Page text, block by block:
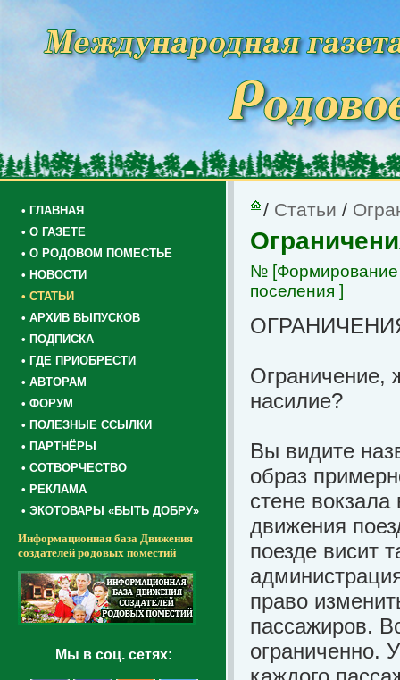
• ГЛАВНАЯ
• О ГАЗЕТЕ
• О РОДОВОМ ПОМЕСТЬЕ
• НОВОСТИ
• СТАТЬИ
• АРХИВ ВЫПУСКОВ
• ПОДПИСКА
• ГДЕ ПРИОБРЕСТИ
• АВТОРАМ
• ФОРУМ
• ПОЛЕЗНЫЕ ССЫЛКИ
• ПАРТНЁРЫ
• СОТВОРЧЕСТВО
• РЕКЛАМА
• ЭКОТОВАРЫ «БЫТЬ ДОБРУ»
Информационная база Движения
создателей родовых поместий
Мы в соц. сетях:
/ Статьи /
№ [Формирование
поселения ]
Ограничение,
насилие?
Вы видите
образ
стене
движения
поезде висит
право
пассажиров.
ограниченно.